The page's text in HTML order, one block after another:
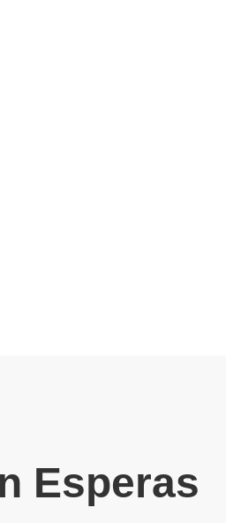
Esperas